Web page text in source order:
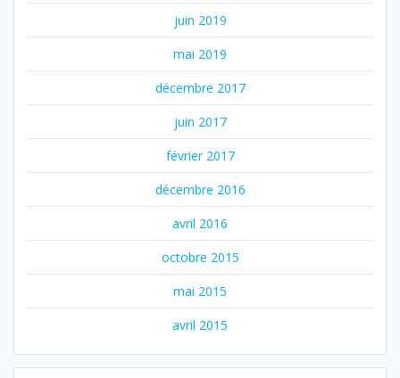
juin 2019
mai 2019
décembre 2017
juin 2017
février 2017
décembre 2016
avril 2016
octobre 2015
mai 2015
avril 2015